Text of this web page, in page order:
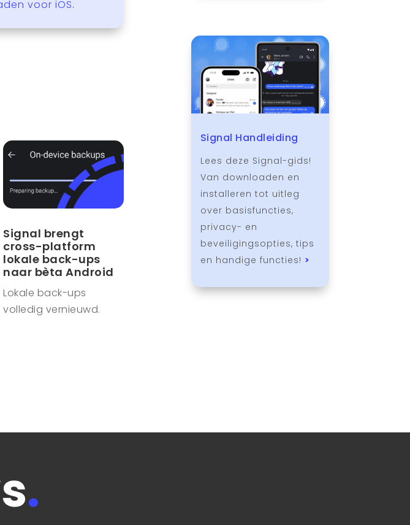
voor iOS.
Signal brengt
cross-platform
lokale back-ups
naar bèta Android
Lokale back-ups
volledig vernieuwd.
Signal Handleiding
Lees deze Signal-gids!
Van downloaden en
installeren tot uitleg
over basisfuncties,
privacy- en
beveiligingsopties, tips
en handige functies! >
.